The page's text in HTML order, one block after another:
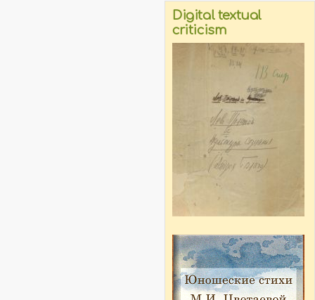
Digital textual
criticism